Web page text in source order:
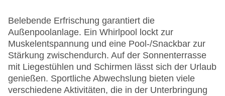
Belebende Erfrischung garantiert die
Außenpoolanlage. Ein Whirlpool lockt zur
Muskelentspannung und eine Pool-/Snackbar zur
Stärkung zwischendurch. Auf der Sonnenterrasse
mit Liegestühlen und Schirmen lässt sich der Urlaub
genießen. Sportliche Abwechslung bieten viele
verschiedene Aktivitäten, die in der Unterbringung